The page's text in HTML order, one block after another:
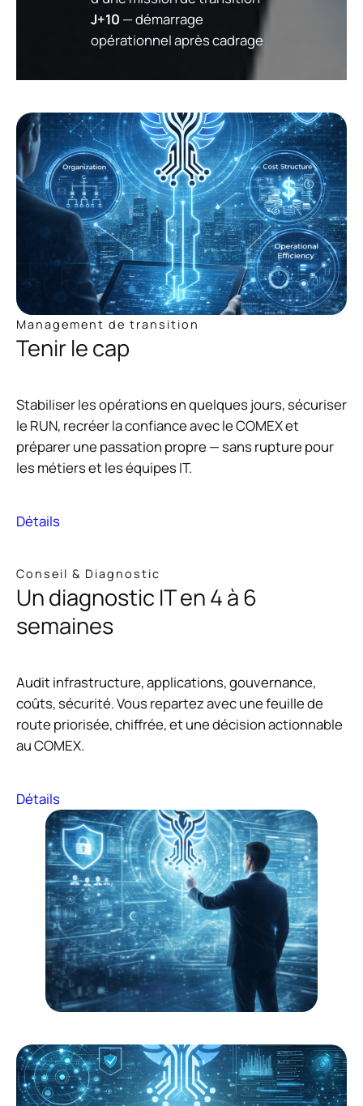
J+10 — démarrage
opérationnel après cadrage
Management de transition
Tenir le cap
Stabiliser les opérations en quelques jours, sécuriser
le RUN, recréer la confiance avec le COMEX et
préparer une passation propre — sans rupture pour
les métiers et les équipes IT.
Détails
Conseil & Diagnostic
Un diagnostic IT en 4 à 6
semaines
Audit infrastructure, applications, gouvernance,
coûts, sécurité. Vous repartez avec une feuille de
route priorisée, chiffrée, et une décision actionnable
au COMEX.
Détails